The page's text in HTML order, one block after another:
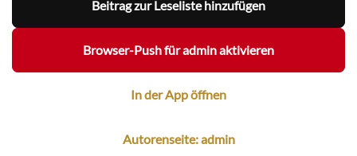
Beitrag zur Leseliste hinzufügen
Browser-Push für admin aktivieren
In der App öffnen
Autorenseite: admin